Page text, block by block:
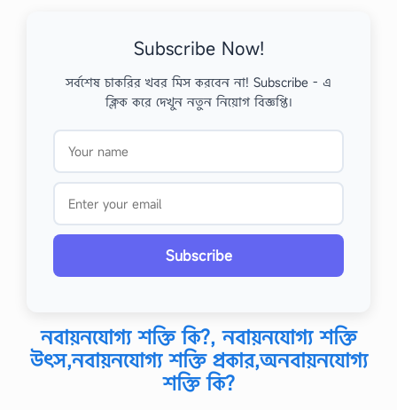
Subscribe Now!
সর্বশেষ চাকরির খবর মিস করবেন না! Subscribe - এ
ক্লিক করে দেখুন নতুন নিয়োগ বিজ্ঞপ্তি।
Subscribe
নবায়নযোগ্য শক্তি কি?, নবায়নযোগ্য শক্তি
উৎস,নবায়নযোগ্য শক্তি প্রকার,অনবায়নযোগ্য
শক্তি কি?